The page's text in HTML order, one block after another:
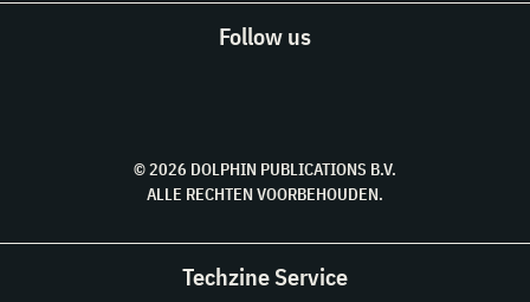
Follow us
© 2026 DOLPHIN PUBLICATIONS B.V.
ALLE RECHTEN VOORBEHOUDEN.
Techzine Service